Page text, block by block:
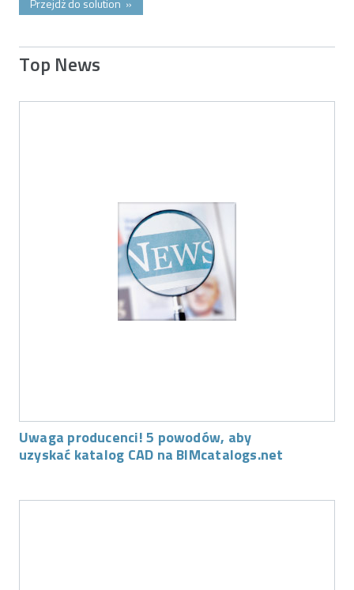
Przejdż do solution »
Top News
Uwaga producenci! 5 powodów, aby
uzyskać katalog CAD na BIMcatalogs.net